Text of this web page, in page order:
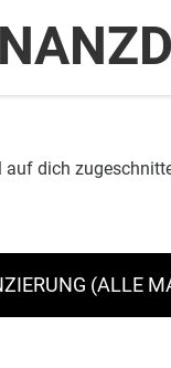
dich
(ALLE